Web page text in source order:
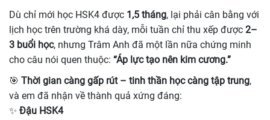
Dù chỉ mới học HSK4 được 1,5 tháng, lại phải cân bằng với
lịch học trên trường khá dày, mỗi tuần chỉ thu xếp được 2–
3 buổi học, nhưng Trâm Anh đã một lần nữa chứng minh
cho câu nói quen thuộc: “Áp lực tạo nên kim cương.”
🎯 Thời gian càng gấp rút – tinh thần học càng tập trung,
và em đã nhận về thành quả xứng đáng:
✨ Đậu HSK4